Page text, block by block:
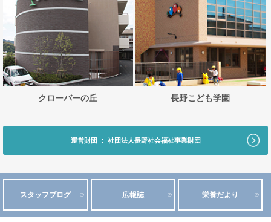
クローバーの丘 長野こども学園
運営財団 ： 社団法人長野社会福祉事業財団
スタッフブログ 広報誌 栄養だより